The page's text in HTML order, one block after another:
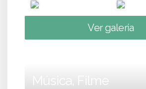
Ver galeria
Música, Filme